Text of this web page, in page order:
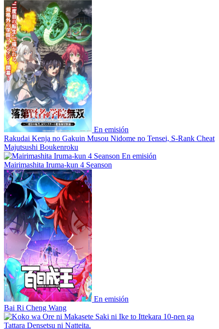
En emisión
Rakudai Kenja no Gakuin Musou Nidome no Tensei, S-Rank Cheat
Majutsushi Boukenroku
En emisión
Mairimashita Iruma-kun 4 Seanson
En emisión
Bai Ri Cheng Wang